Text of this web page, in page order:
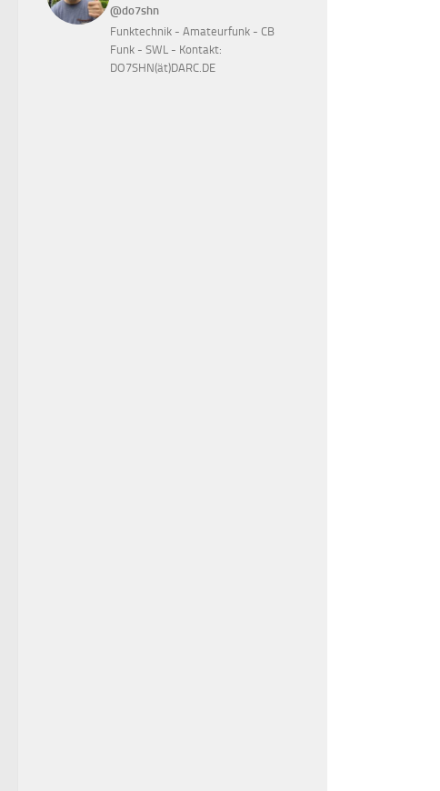
@do7shn
Funktechnik - Amateurfunk - CB
Funk - SWL - Kontakt:
DO7SHN(ät)DARC.DE